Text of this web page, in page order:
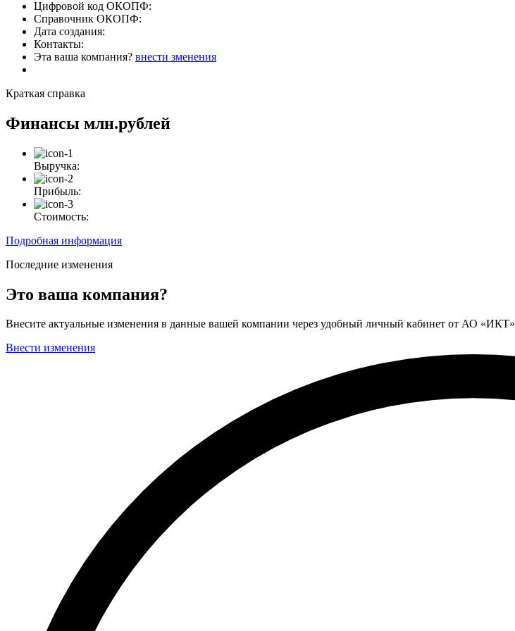
Цифровой код ОКОПФ:
Справочник ОКОПФ:
Дата создания:
Контакты:
Эта ваша компания? внести зменения
Краткая справка
Финансы млн.рублей
Выручка:
Прибыль:
Стоимость:
Подробная информация
Последние изменения
Это ваша компания?
Внесите актуальные изменения в данные вашей компании через удобный личный кабинет от АО «ИКТ»
Внести изменения